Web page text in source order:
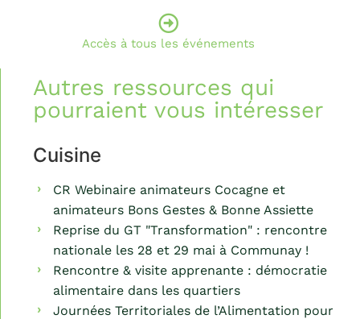
Accès à tous les événements
Autres ressources qui
pourraient vous intéresser
Cuisine
CR Webinaire animateurs Cocagne et
animateurs Bons Gestes & Bonne Assiette
Reprise du GT "Transformation" : rencontre
nationale les 28 et 29 mai à Communay !
Rencontre & visite apprenante : démocratie
alimentaire dans les quartiers
Journées Territoriales de l’Alimentation pour